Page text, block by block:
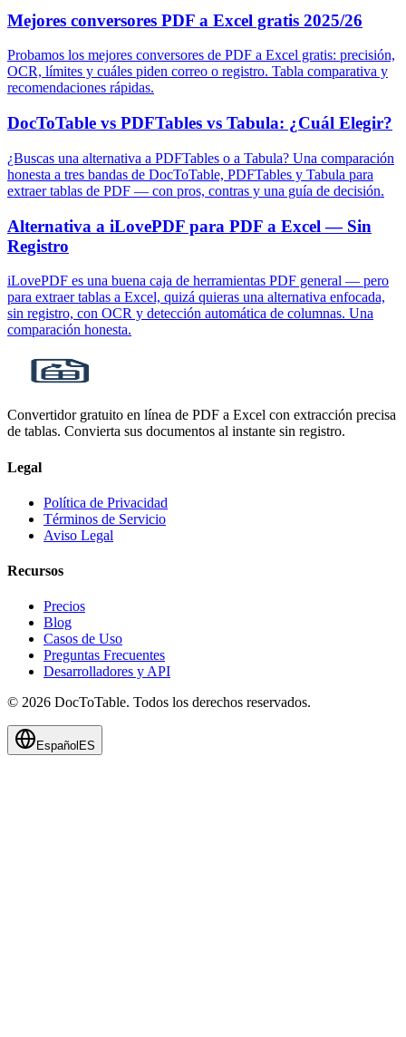
Mejores conversores PDF a Excel gratis 2025/26
Probamos los mejores conversores de PDF a Excel gratis: precisión,
OCR, límites y cuáles piden correo o registro. Tabla comparativa y
recomendaciones rápidas.
DocToTable vs PDFTables vs Tabula: ¿Cuál Elegir?
¿Buscas una alternativa a PDFTables o a Tabula? Una comparación
honesta a tres bandas de DocToTable, PDFTables y Tabula para
extraer tablas de PDF — con pros, contras y una guía de decisión.
Alternativa a iLovePDF para PDF a Excel — Sin
Registro
iLovePDF es una buena caja de herramientas PDF general — pero
para extraer tablas a Excel, quizá quieras una alternativa enfocada,
sin registro, con OCR y detección automática de columnas. Una
comparación honesta.
Convertidor gratuito en línea de PDF a Excel con extracción precisa
de tablas. Convierta sus documentos al instante sin registro.
Legal
Política de Privacidad
Términos de Servicio
Aviso Legal
Recursos
Precios
Blog
Casos de Uso
Preguntas Frecuentes
Desarrolladores y API
© 2026 DocToTable. Todos los derechos reservados.
Español ES